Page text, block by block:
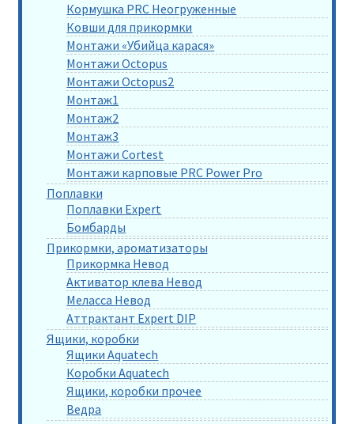
Кормушка PRC Неогруженные
Ковши для прикормки
Монтажи «Убийца карася»
Монтажи Octopus
Монтажи Octopus2
Монтаж1
Монтаж2
Монтаж3
Монтажи Cortest
Монтажи карповые PRC Power Pro
Поплавки
Поплавки Expert
Бомбарды
Прикормки, ароматизаторы
Прикормка Невод
Активатор клева Невод
Меласса Невод
Аттрактант Expert DIP
Ящики, коробки
Ящики Aquatech
Коробки Aquatech
Ящики, коробки прочее
Ведра